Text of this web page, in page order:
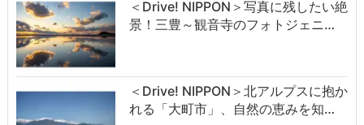
＜Drive! NIPPON＞写真に残したい絶
景！三豊～観音寺のフォトジェニ…
＜Drive! NIPPON＞北アルプスに抱か
れる「大町市」、自然の恵みを知…